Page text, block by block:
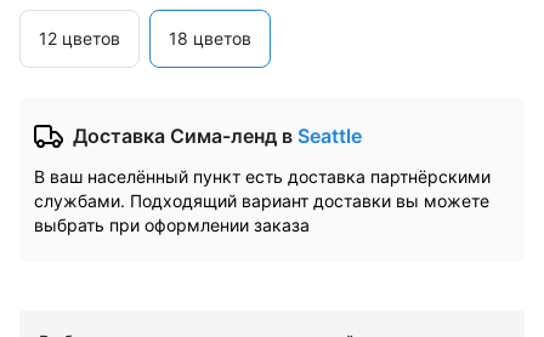
12 цветов 18 цветов
Доставка Сима-ленд в Seattle
В ваш населённый пункт есть доставка партнёрскими
службами. Подходящий вариант доставки вы можете
выбрать при оформлении заказа